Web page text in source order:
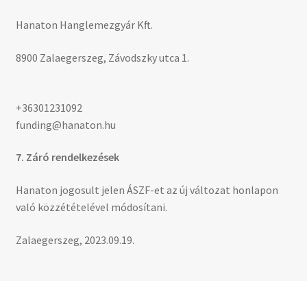
Hanaton Hanglemezgyár Kft.
8900 Zalaegerszeg, Závodszky utca 1.
+36301231092
funding@hanaton.hu
7. Záró rendelkezések
Hanaton jogosult jelen ÁSZF-et az új változat honlapon
való közzétételével módosítani.
Zalaegerszeg, 2023.09.19.